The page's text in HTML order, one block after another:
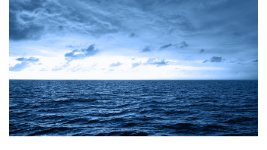
Costa Rica
De la Espriella: un showman pro-Trump es el nuevo presidente
de Colombia
Ataques de rebeldes hutíes dejan 10 muertos en región
España impone controles fronterizos a Italia en medio de crisis
por migrantes
Infantino recibe en Colombia el apoyo del fútbol de Sudamérica